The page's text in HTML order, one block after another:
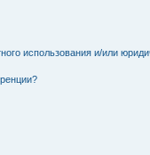
использования и/или